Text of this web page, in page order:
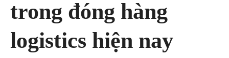
trong đóng hàng
logistics hiện nay